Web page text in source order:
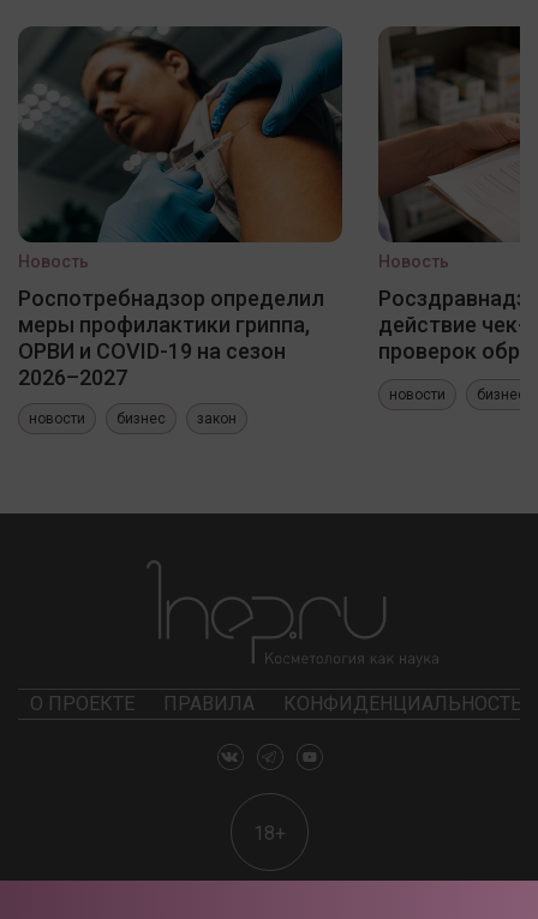
Новость
Роспотребнадзор определил
меры профилактики гриппа,
ОРВИ и COVID-19 на сезон
2026–2027
новости бизнес закон
Новость
действие чек-
проверок
новости бизнес
О ПРОЕКТЕ ПРАВИЛА КОНФИДЕНЦИАЛЬНОСТЬ
18+